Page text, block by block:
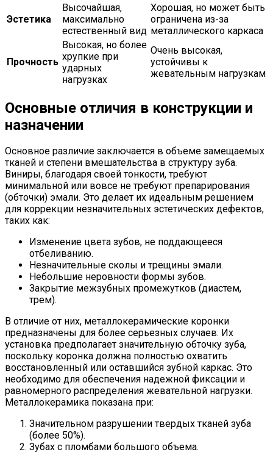
Эстетика
Высочайшая,
максимально
естественный вид
Хорошая, но может быть
ограничена из-за
металлического каркаса
Прочность
Высокая, но более
хрупкие при
ударных
нагрузках
Очень высокая,
устойчивы к
жевательным нагрузкам
Основные отличия в конструкции и
назначении
Основное различие заключается в объеме замещаемых
тканей и степени вмешательства в структуру зуба.
Виниры, благодаря своей тонкости, требуют
минимальной или вовсе не требуют препарирования
(обточки) эмали. Это делает их идеальным решением
для коррекции незначительных эстетических дефектов,
таких как:
Изменение цвета зубов, не поддающееся
отбеливанию.
Незначительные сколы и трещины эмали.
Небольшие неровности формы зубов.
Закрытие межзубных промежутков (диастем,
трем).
В отличие от них, металлокерамические коронки
предназначены для более серьезных случаев. Их
установка предполагает значительную обточку зуба,
поскольку коронка должна полностью охватить
восстановленный или оставшийся зубной каркас. Это
необходимо для обеспечения надежной фиксации и
равномерного распределения жевательной нагрузки.
Металлокерамика показана при:
Значительном разрушении твердых тканей зуба
(более 50%).
Зубах с пломбами большого объема.